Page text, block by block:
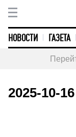
НОВОСТИ ГАЗЕТА
2025-10-16